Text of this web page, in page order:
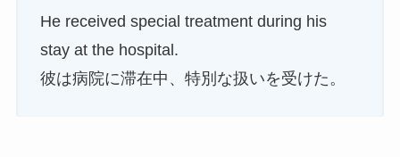
He received special treatment during his
stay at the hospital.
彼は病院に滞在中、特別な扱いを受けた。